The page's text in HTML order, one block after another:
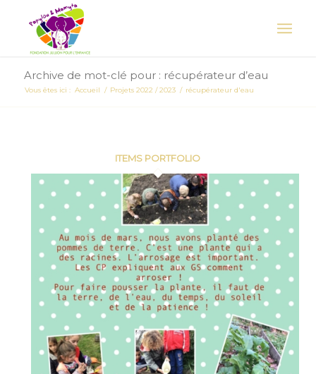
Archive de mot-clé pour : récupérateur d’eau
Vous êtes ici : Accueil / Projets 2022 / 2023 / récupérateur d'eau
ITEMS PORTFOLIO